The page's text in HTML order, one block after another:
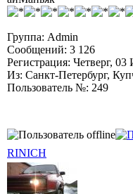
Группа: Admin
Сообщений: 3 126
Регистрация: Четверг,
Из: Санкт-Петербург,
Пользователь №: 249
RINICH